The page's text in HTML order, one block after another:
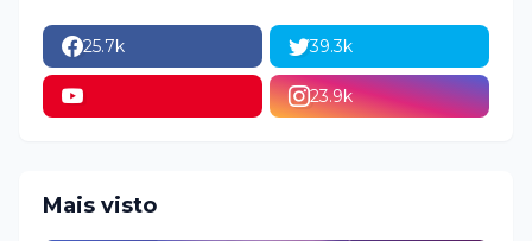
25.7k 39.3k
23.9k
Mais visto